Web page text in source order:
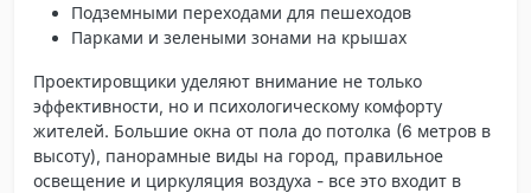
Подземными переходами для пешеходов
Парками и зелеными зонами на крышах
Проектировщики уделяют внимание не только
эффективности, но и психологическому комфорту
жителей. Большие окна от пола до потолка (6 метров в
высоту), панорамные виды на город, правильное
освещение и циркуляция воздуха - все это входит в